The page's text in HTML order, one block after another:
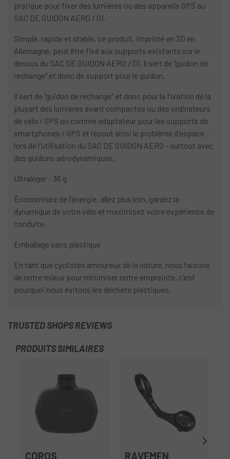
pratique pour fixer des lumières ou des appareils GPS au
SAC DE GUIDON AERO / 01.
Simple, rapide et stable, ce produit, imprimé en 3D en
Allemagne, peut être fixé aux supports existants sur le
dessus du SAC DE GUIDON AERO / 01. Il sert de "guidon de
rechange" et donc de support pour le guidon.
Il sert de "guidon de rechange" et donc pour la fixation de la
plupart des lumières avant compactes ou des ordinateurs
de vélo / GPS ou comme adaptateur pour les supports de
smartphones / GPS et résout ainsi le problème d'espace
lors de l'utilisation du SAC DE GUIDON AERO - surtout avec
des guidons aérodynamiques.
Ultraléger : 36 g
Économisez de l'énergie, allez plus loin, gardez la
dynamique de votre vélo et maximisez votre expérience de
conduite.
Emballage sans plastique
En tant que cyclistes amoureux de la nature, nous faisons
de notre mieux pour minimiser notre empreinte, c'est
pourquoi nous évitons les déchets plastiques.
TRUSTED SHOPS REVIEWS
PRODUITS SIMILAIRES
COROS RAVEMEN